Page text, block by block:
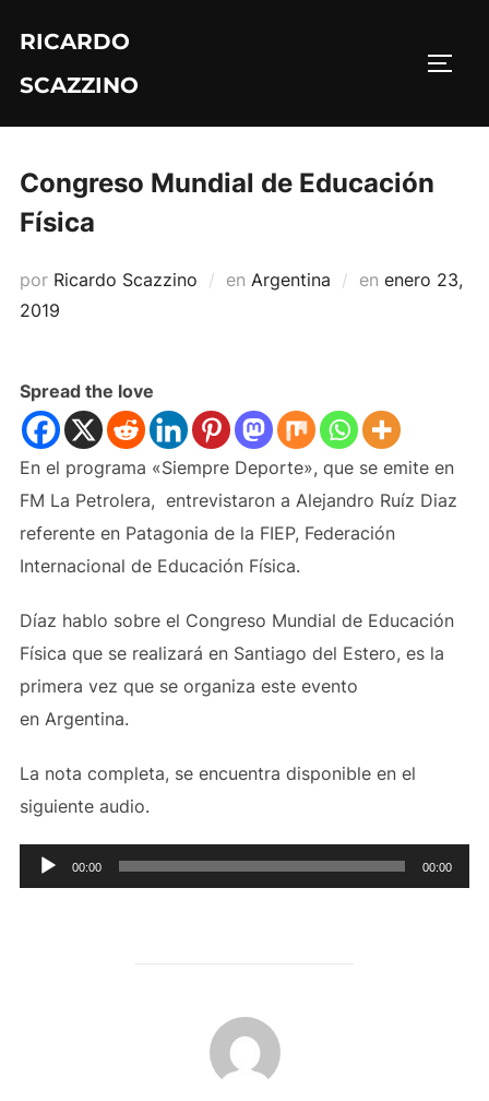
contenido
RICARDO
SCAZZINO
Congreso Mundial de Educación
Física
por Ricardo Scazzino en Argentina en Publicado
enero 23,
2019
Spread the love
En el programa «Siempre Deporte», que se emite en
FM La Petrolera, entrevistaron a Alejandro Ruíz Diaz
referente en Patagonia de la FIEP, Federación
Internacional de Educación Física.
Díaz hablo sobre el Congreso Mundial de Educación
Física que se realizará en Santiago del Estero, es la
primera vez que se organiza este evento
en Argentina.
La nota completa, se encuentra disponible en el
siguiente audio.
Reproductor
de
00:00 00:00
AUTOR DE LA PUBLICACIÓN